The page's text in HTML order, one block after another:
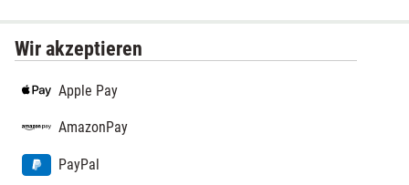
Wir akzeptieren
Apple Pay
AmazonPay
PayPal